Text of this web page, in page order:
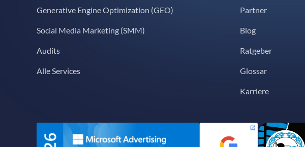
Generative Engine Optimization (GEO)
Social Media Marketing (SMM)
Audits
Alle Services
Partner
Blog
Ratgeber
Glossar
Karriere